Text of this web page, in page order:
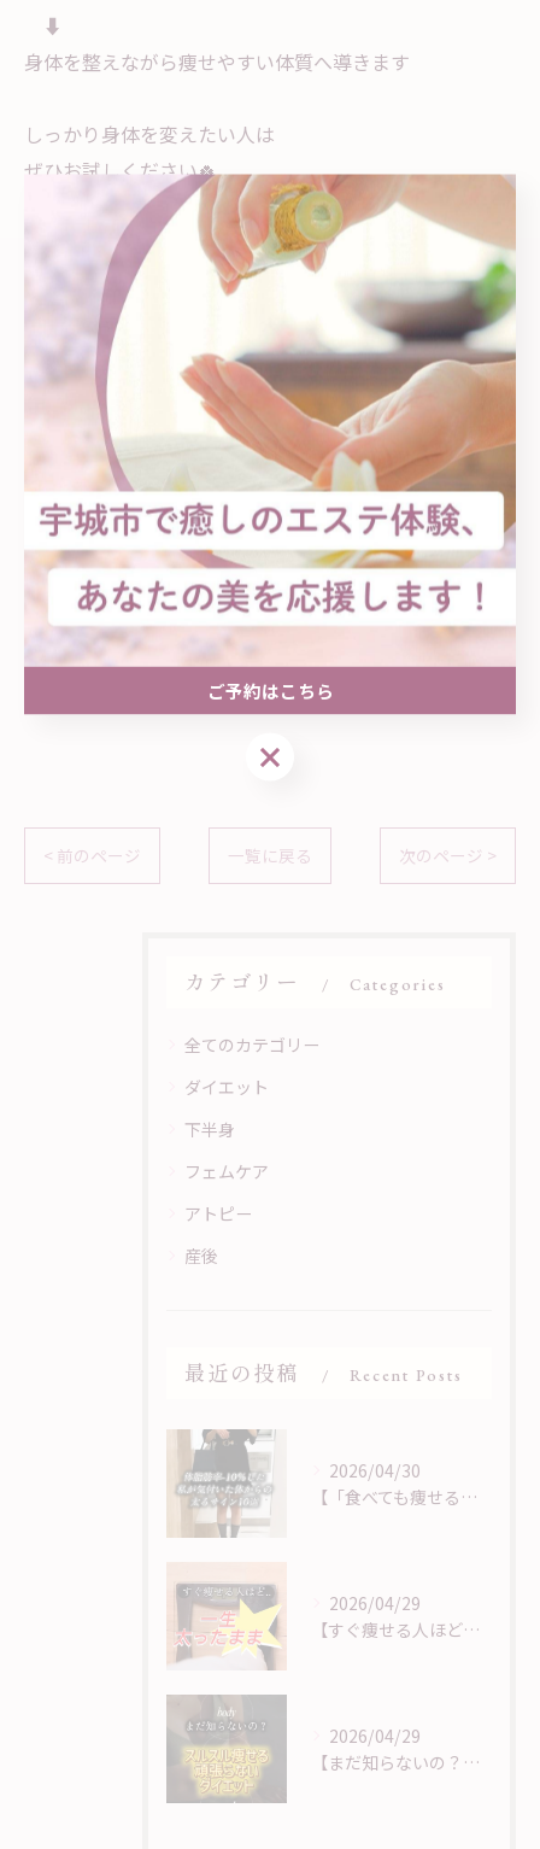
⬇️
身体を整えながら痩せやすい体質へ導きます
しっかり身体を変えたい人は
ぜひお試しください🍀
Felizはあなたに合ったダイエットをサポートします✨
ご予約、お問い合わせは
DMまたはプロフURLの公式LINEへ
お気軽にどうぞ🌷
......................................................
YOSAPARK Feliz【ヨサパーク フェリス】
📍熊本県宇城市松橋：松橋高校近く
(詳しい住所はご予約確定後にお知らせいたします)
🅿️駐車場 有
⏰10:00〜20:00 / 不定休
(時間外ご希望の方はご相談ください)
🗓️完全予約制/女性専用private salon
< 前のページ 一覧に戻る 次のページ >
カテゴリー Categories
全てのカテゴリー
ダイエット
下半身
フェムケア
アトピー
産後
最近の投稿 Recent Posts
2026/04/30
【「食べても痩せる」は、サインに気づくことから】
2026/04/29
【すぐ痩せる人ほど痩せない？！】
2026/04/29
【まだ知らないの？！頑張らないダイエット】
ご予約はこちら
ご予約はこちら